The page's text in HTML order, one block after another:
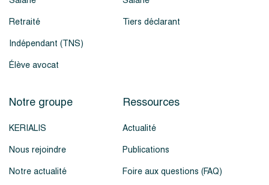
Retraité
Indépendant (TNS)
Élève avocat
Tiers déclarant
Notre groupe
KERIALIS
Nous rejoindre
Notre actualité
Ressources
Actualité
Publications
Foire aux questions (FAQ)